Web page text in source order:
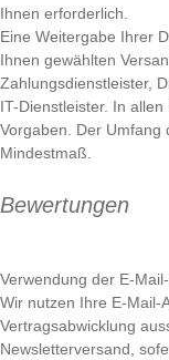
Ihnen erforderlich.
Eine Weitergabe Ihrer
Ihnen gewählten
Zahlungsdienstleister,
IT-Dienstleister. In
Vorgaben. Der Umfang
Mindestmaß.
Bewertungen
Verwendung der E-
Wir nutzen Ihre E-Mail-
Vertragsabwicklung
Newsletterversand,